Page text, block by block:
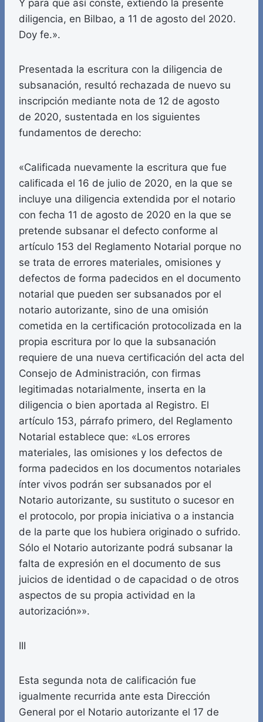
Y para que así conste, extiendo la presente
diligencia, en Bilbao, a 11 de agosto del 2020.
Doy fe.».
Presentada la escritura con la diligencia de
subsanación, resultó rechazada de nuevo su
inscripción mediante nota de 12 de agosto
de 2020, sustentada en los siguientes
fundamentos de derecho:
«Calificada nuevamente la escritura que fue
calificada el 16 de julio de 2020, en la que se
incluye una diligencia extendida por el notario
con fecha 11 de agosto de 2020 en la que se
pretende subsanar el defecto conforme al
artículo 153 del Reglamento Notarial porque no
se trata de errores materiales, omisiones y
defectos de forma padecidos en el documento
notarial que pueden ser subsanados por el
notario autorizante, sino de una omisión
cometida en la certificación protocolizada en la
propia escritura por lo que la subsanación
requiere de una nueva certificación del acta del
Consejo de Administración, con firmas
legitimadas notarialmente, inserta en la
diligencia o bien aportada al Registro. El
artículo 153, párrafo primero, del Reglamento
Notarial establece que: «Los errores
materiales, las omisiones y los defectos de
forma padecidos en los documentos notariales
ínter vivos podrán ser subsanados por el
Notario autorizante, su sustituto o sucesor en
el protocolo, por propia iniciativa o a instancia
de la parte que los hubiera originado o sufrido.
Sólo el Notario autorizante podrá subsanar la
falta de expresión en el documento de sus
juicios de identidad o de capacidad o de otros
aspectos de su propia actividad en la
autorización»».
III
Esta segunda nota de calificación fue
igualmente recurrida ante esta Dirección
General por el Notario autorizante el 17 de